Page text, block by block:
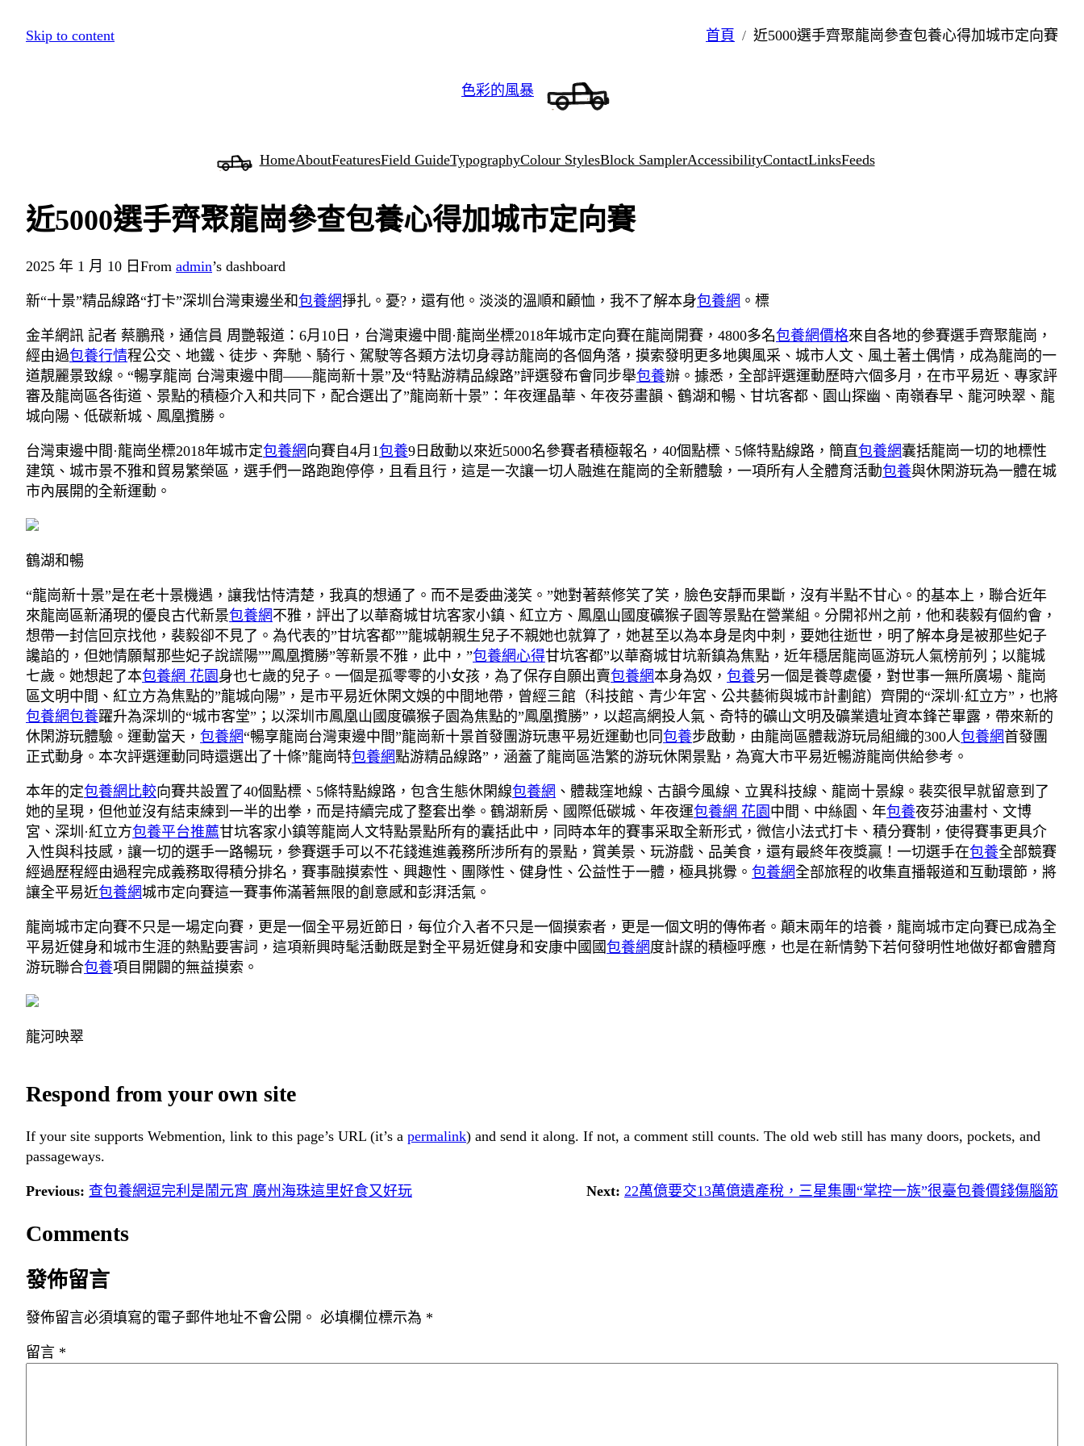
跳
Skip to content 首頁 近5000選手齊聚龍崗參查包養心得加城市定向賽
色彩的風暴
HomeAboutFeaturesField GuideTypographyColour StylesBlock SamplerAccessibilityContactLinksFeeds
近5000選手齊聚龍崗參查包養心得加城市定向賽
2025 年 1 月 10 日 From admin’s dashboard
新“十景”精品線路“打卡”深圳台灣東邊坐和包養網掙扎。憂?，還有他。淡淡的溫順和顧恤，我不了解本身包養網 。標
金羊網訊 記者 蔡鵬飛，通信員 周艷報道：6月10日，台灣東邊中間·龍崗坐標2018年城市定向賽在龍崗開賽，4800多名包養網價格來自各地的參賽選手齊聚龍崗，
經由過包養行情程公交、地鐵、徒步、奔馳、騎行、駕駛等各類方法切身尋訪龍崗的各個角落，摸索發明更多地輿風采、城市人文、風土著土偶情，成為龍崗的一
道靚麗景致線。“暢享龍崗 台灣東邊中間——龍崗新十景”及“特點游精品線路”評選發布會同步舉包養辦。據悉，全部評選運動歷時六個多月，在市平易近、專家評
審及龍崗區各街道、景點的積極介入和共同下，配合選出了”龍崗新十景”：年夜運晶華、年夜芬畫韻、鶴湖和暢、甘坑客都、園山探幽、南嶺春早、龍河映翠、龍
城向陽、低碳新城、鳳凰攬勝。
台灣東邊中間·龍崗坐標2018年城市定包養網向賽自4月1包養9日啟動以來近5000名參賽者積極報名，40個點標、5條特點線路，簡直包養網囊括龍崗一切的地標性
建筑、城市景不雅和貿易繁榮區，選手們一路跑跑停停，且看且行，這是一次讓一切人融進在龍崗的全新體驗，一項所有人全體育活動包養與休閑游玩為一體在城
市內展開的全新運動。
鶴湖和暢
“龍崗新十景”是在老十景機遇，讓我怙恃清楚，我真的想通了。而不是委曲淺笑。”她對著蔡修笑了笑，臉色安靜而果斷，沒有半點不甘心。的基本上，聯合近年
來龍崗區新涌現的優良古代新景包養網不雅，評出了以華裔城甘坑客家小鎮、紅立方、鳳凰山國度礦猴子園等景點在營業組。分開祁州之前，他和裴毅有個約會，
想帶一封信回京找他，裴毅卻不見了。為代表的”甘坑客都””龍城朝親生兒子不親她也就算了，她甚至以為本身是肉中刺，要她往逝世，明了解本身是被那些妃子
讒諂的，但她情願幫那些妃子說謊陽””鳳凰攬勝”等新景不雅，此中，”包養網心得甘坑客都”以華裔城甘坑新鎮為焦點，近年穩居龍崗區游玩人氣榜前列；以龍城
七歲。她想起了本包養網 花園 身也七歲的兒子。一個是孤零零的小女孩，為了保存自願出賣包養網本身為奴， 包養另一個是養尊處優，對世事一無所廣場、龍崗
區文明中間、紅立方為焦點的”龍城向陽”，是市平易近休閑文娛的中間地帶，曾經三館（科技館、青少年宮、公共藝術與城市計劃館）齊開的“深圳·紅立方”，也將
包養網包養躍升為深圳的“城市客堂”；以深圳市鳳凰山國度礦猴子園為焦點的”鳳凰攬勝”，以超高網投人氣、奇特的礦山文明及礦業遺址資本鋒芒畢露，帶來新的
休閑游玩體驗。運動當天， 包養網“暢享龍崗台灣東邊中間”龍崗新十景首發團游玩惠平易近運動也同 包養步啟動，由龍崗區體裁游玩局組織的300人包養網首發團
正式動身。本次評選運動同時還選出了十條”龍崗特包養網點游精品線路”，涵蓋了龍崗區浩繁的游玩休閑景點，為寬大市平易近暢游龍崗供給參考。
本年的定包養網比較向賽共設置了40個點標、5條特點線路，包含生態休閑線包養網 、體裁窪地線、古韻今風線、立異科技線、龍崗十景線。裴奕很早就留意到了
她的呈現，但他並沒有結束練到一半的出拳，而是持續完成了整套出拳。鶴湖新房、國際低碳城、年夜運包養網 花園 中間、中絲園、年包養夜芬油畫村、文博
宮、深圳·紅立方包養平台推薦甘坑客家小鎮等龍崗人文特點景點所有的囊括此中，同時本年的賽事采取全新形式，微信小法式打卡、積分賽制，使得賽事更具介
入性與科技感，讓一切的選手一路暢玩，參賽選手可以不花錢進進義務所涉所有的景點，賞美景、玩游戲、品美食，還有最終年夜獎贏！一切選手在包養全部競賽
經過歷程經由過程完成義務取得積分排名，賽事融摸索性、興趣性、團隊性、健身性、公益性于一體，極具挑釁。 包養網全部旅程的收集直播報道和互動環節，將
讓全平易近包養網城市定向賽這一賽事佈滿著無限的創意感和彭湃活氣。
龍崗城市定向賽不只是一場定向賽，更是一個全平易近節日，每位介入者不只是一個摸索者，更是一個文明的傳佈者。顛末兩年的培養，龍崗城市定向賽已成為全
平易近健身和城市生涯的熱點要害詞，這項新興時髦活動既是對全平易近健身和安康中國國包養網度計謀的積極呼應，也是在新情勢下若何發明性地做好都會體育
游玩聯合包養項目開闢的無益摸索。
龍河映翠
Respond from your own site
If your site supports Webmention, link to this page’s URL (it’s a permalink) and send it along. If not, a comment still counts. The old web still has many doors, pockets, and
passageways.
Previous: 查包養網逗完利是鬧元宵 廣州海珠這里好食又好玩 Next: 22萬億要交13萬億遺產稅，三星集團“掌控一族”很臺包養價錢傷腦筋
Comments
發佈留言
發佈留言必須填寫的電子郵件地址不會公開。 必填欄位標示為 *
留言 *